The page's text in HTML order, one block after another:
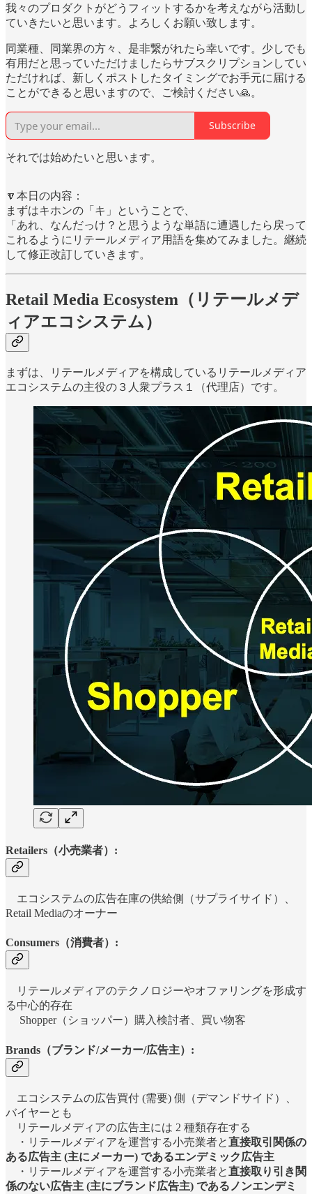
我々のプロダクトがどうフィットするかを考えながら活動し
ていきたいと思います。よろしくお願い致します。
同業種、同業界の方々、是非繋がれたら幸いです。少しでも
有用だと思っていただけましたらサブスクリプションしてい
ただければ、新しくポストしたタイミングでお手元に届ける
ことができると思いますので、ご検討ください🙏。
Subscribe
それでは始めたいと思います。
🔽本日の内容：
まずはキホンの「キ」ということで、
「あれ、なんだっけ？と思うような単語に遭遇したら戻って
これるようにリテールメディア用語を集めてみました。継続
して修正改訂していきます。
Retail Media Ecosystem（リテールメデ
ィアエコシステム）
まずは、リテールメディアを構成しているリテールメディア
エコシステムの主役の３人衆プラス１（代理店）です。
Retailers（小売業者）:
エコシステムの広告在庫の供給側（サプライサイド）、
Retail Mediaのオーナー
Consumers（消費者）:
リテールメディアのテクノロジーやオファリングを形成す
る中心的存在
Shopper（ショッパー）購入検討者、買い物客
Brands（ブランド/メーカー/広告主）:
エコシステムの広告買付 (需要) 側（デマンドサイド）、
バイヤーとも
リテールメディアの広告主には 2 種類存在する
・リテールメディアを運営する小売業者と直接取引関係の
ある広告主 (主にメーカー) であるエンデミック広告主
・リテールメディアを運営する小売業者と直接取り引き関
係のない広告主 (主にブランド広告主) であるノンエンデミ